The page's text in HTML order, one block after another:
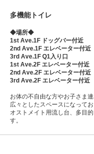
多機能トイレ
◆場所◆
1st Ave.1F ドッグバー付近
2nd Ave.1F エレベーター付近
3rd Ave.1F Q1入り口
1st Ave.2F エレベーター付近
2nd Ave.2F エレベーター付近
3rd Ave.2F エレベーター付近
お体の不自由な方やお子さま
広々としたスペースになってお
オストメイト用流し台、多目
す。